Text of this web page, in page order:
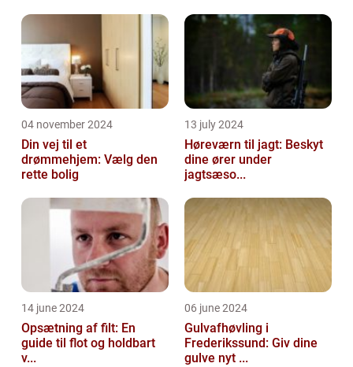
04 november 2024
Din vej til et
drømmehjem: Vælg den
rette bolig
13 july 2024
Høreværn til jagt: Beskyt
dine ører under
jagtsæso...
14 june 2024
Opsætning af filt: En
guide til flot og holdbart
v...
06 june 2024
Gulvafhøvling i
Frederikssund: Giv dine
gulve nyt ...